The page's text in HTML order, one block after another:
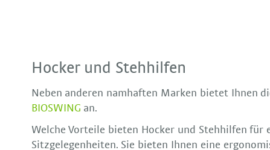
Hocker und Stehhilfen
Neben anderen namhaften Marken bietet Ihnen
BIOSWING an.
Welche Vorteile bieten Hocker und Stehhilfen für
Sitzgelegenheiten. Sie bieten Ihnen eine